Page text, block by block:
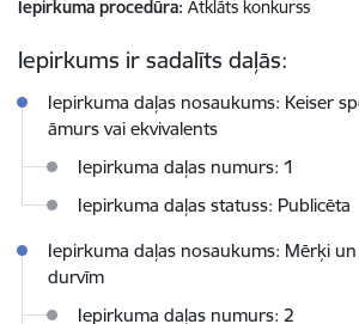
Iepirkuma procedūra Atklāts konkurss
Iepirkums ir sadalīts daļās:
Iepirkuma daļas nosaukums: Keiser
āmurs vai ekvivalents
Iepirkuma daļas numurs: 1
Iepirkuma daļas statuss: Publicēta
Iepirkuma daļas nosaukums: Mērķi
durvīm
Iepirkuma daļas numurs: 2